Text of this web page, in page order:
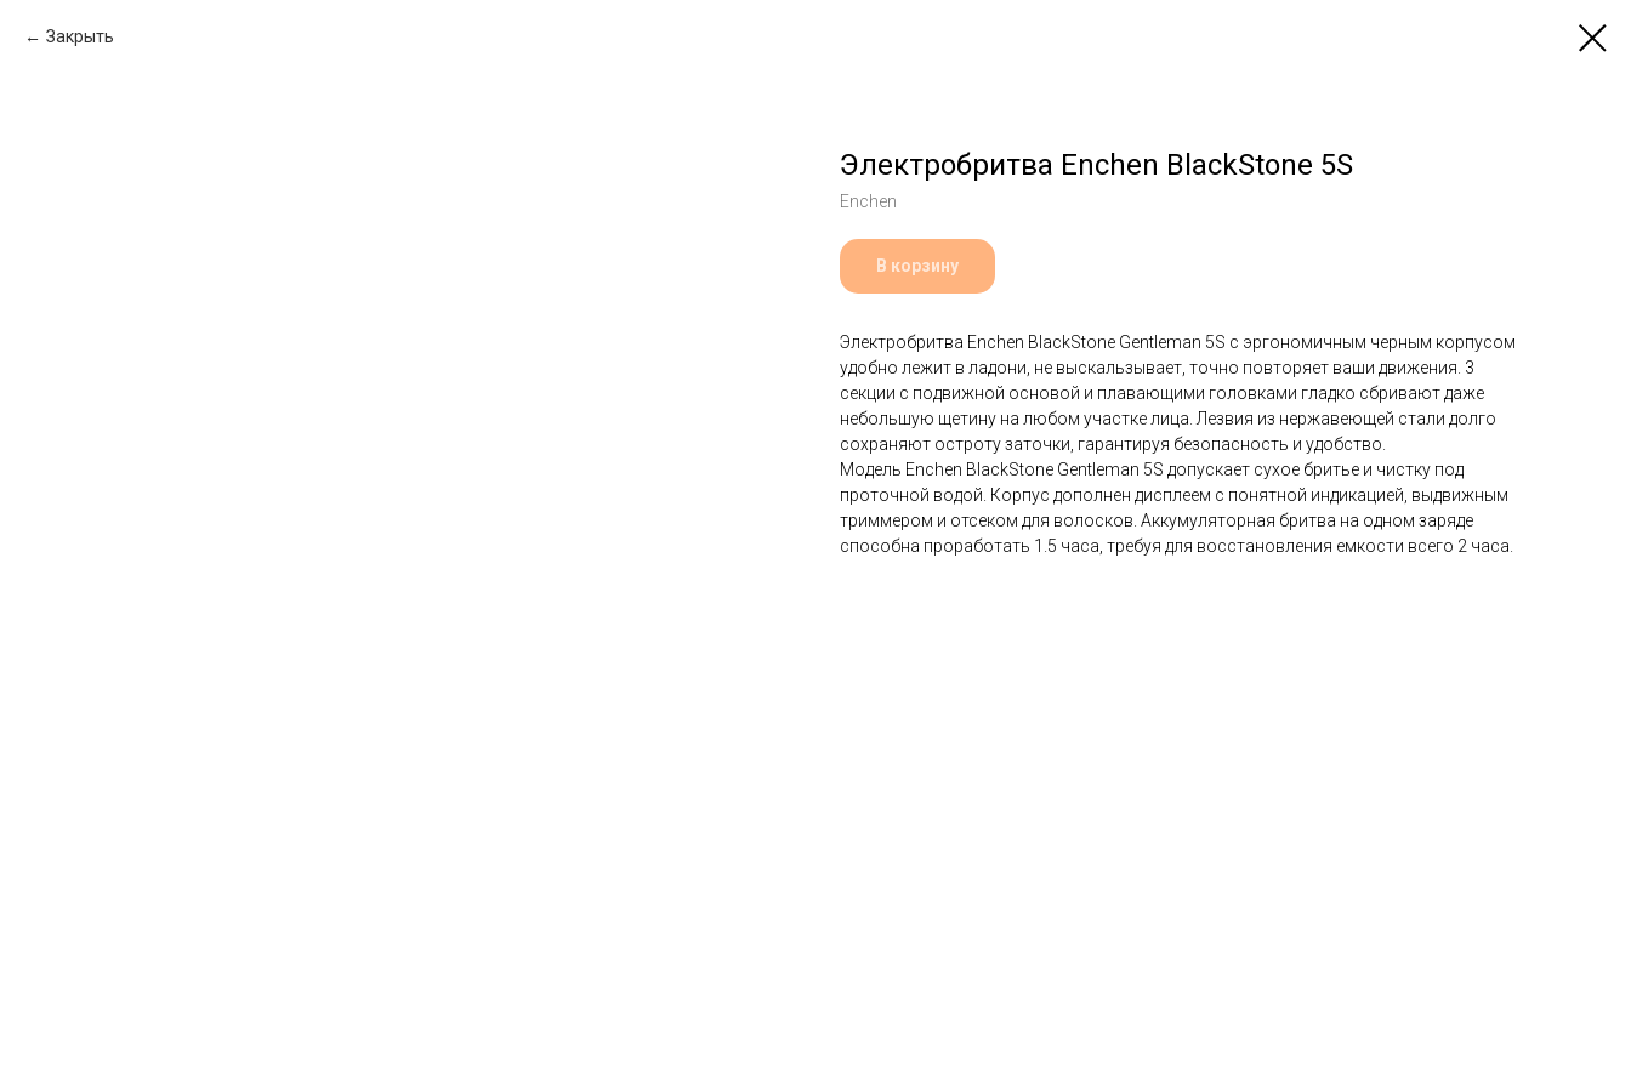
Закрыть
Электробритва Enchen BlackStone 5S
Enchen
В корзину
Электробритва Enchen BlackStone Gentleman 5S с эргономичным черным корпусом
удобно лежит в ладони, не выскальзывает, точно повторяет ваши движения. 3
секции с подвижной основой и плавающими головками гладко сбривают даже
небольшую щетину на любом участке лица. Лезвия из нержавеющей стали долго
сохраняют остроту заточки, гарантируя безопасность и удобство.
Модель Enchen BlackStone Gentleman 5S допускает сухое бритье и чистку под
проточной водой. Корпус дополнен дисплеем с понятной индикацией, выдвижным
триммером и отсеком для волосков. Аккумуляторная бритва на одном заряде
способна проработать 1.5 часа, требуя для восстановления емкости всего 2 часа.